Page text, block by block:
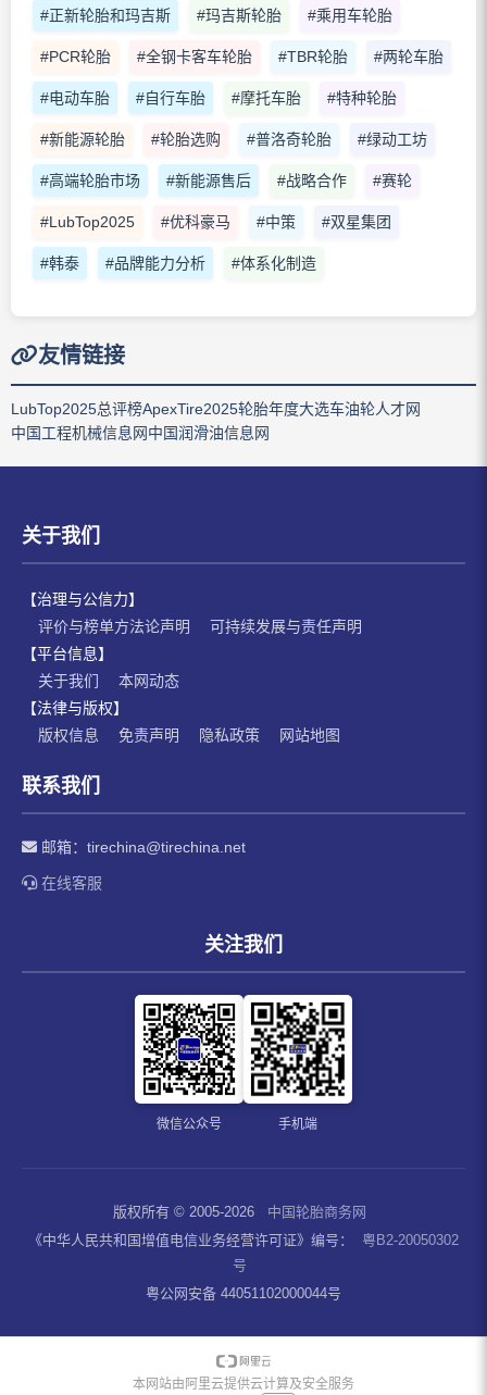
#正新轮胎和玛吉斯 #玛吉斯轮胎 #乘用车轮胎
#PCR轮胎 #全钢卡客车轮胎 #TBR轮胎 #两轮车胎
#电动车胎 #自行车胎 #摩托车胎 #特种轮胎
#新能源轮胎 #轮胎选购 #普洛奇轮胎 #绿动工坊
#高端轮胎市场 #新能源售后 #战略合作 #赛轮
#LubTop2025 #优科豪马 #中策 #双星集团
#韩泰 #品牌能力分析 #体系化制造
友情链接
LubTop2025总评榜ApexTire2025轮胎年度大选车油轮人才网
中国工程机械信息网中国润滑油信息网
关于我们
【治理与公信力】
评价与榜单方法论声明
可持续发展与责任声明
【平台信息】
关于我们
本网动态
【法律与版权】
版权信息
免责声明 隐私政策 网站地图
联系我们
邮箱： tirechina@tirechina.net
在线客服
关注我们
微信公众号 手机端
版权所有 © 2005-2026
中国轮胎商务网
《中华人民共和国增值电信业务经营许可证》编号：
粤B2-20050302
号
粤公网安备 44051102000044号
本网站由阿里云提供云计算及安全服务